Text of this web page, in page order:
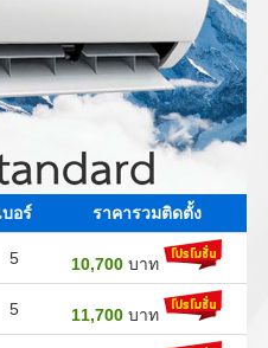
บอร์ ราคารวมติดตั้ง
5 10,700 บาท
5 11,700 บาท